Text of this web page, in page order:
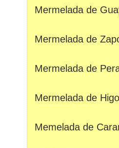
Mermelada de
Mermelada de
Mermelada de
Mermelada de Higo
Memelada de